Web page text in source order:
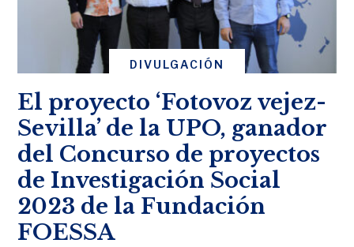
DIVULGACIÓN
El proyecto ‘Fotovoz vejez-
Sevilla’ de la UPO, ganador
del Concurso de proyectos
de Investigación Social
2023 de la Fundación
FOESSA